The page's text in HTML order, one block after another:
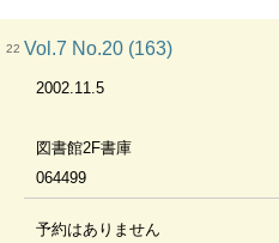
22 Vol.7 No.20 (163)
2002.11.5
図書館2F書庫
064499
予約はありません